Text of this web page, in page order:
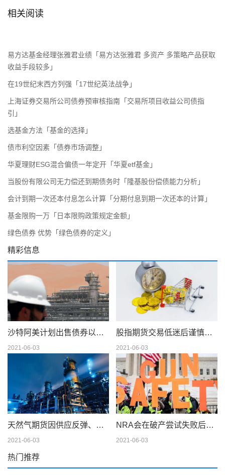
相关阅读
易方达基金经理张雅君业绩「易方达张雅君 多资产 多策略产品获取
收益手段较多」
在19世纪末西方列强「17世纪英法战争」
上海证券交易所公司债券预审核指南「交易所项目收益公司债指
引」
选基金方法「基金的选择」
债市利空因素「债券市场调整」
华夏理财ESG混合偏债一年定开「华夏etf基金」
当股份有限公司无力偿还到期债务时「隆基股份偿债能力分析」
会计到期一次还本付息怎么计算「分期付息到期一次还本的计算」
基金限购一万「日本限购政策规定金额」
绿色债券 优势「绿色债券的定义」
精彩信息
沙特阿美计划出售债券以筹集 750 亿美元的股息
2021-06-03
股指期货交易低迷后谨慎交易
2021-06-03
天然气期货因供应反弹、天气模型转变而下滑；现金仍在摇摆
2021-06-03
NRA会在破产尝试失败后解散吗
2021-06-03
热门推荐